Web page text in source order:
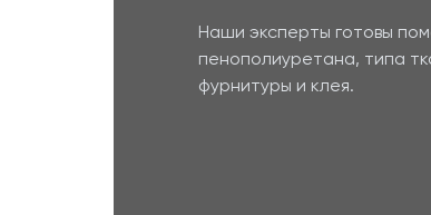
Наши эксперты готовы
пенополиуретана, типа
фурнитуры и клея.